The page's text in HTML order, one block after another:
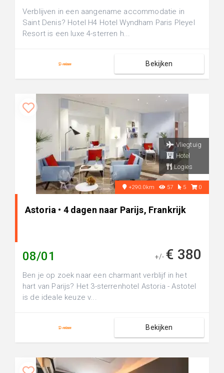
Verblijven in een aangename accommodatie in
Saint Denis? Hotel H4 Hotel Wyndham Paris Pleyel
Resort is een luxe 4-sterren h...
Bekijken
Vliegtuig
Hotel
Logies
+290.0km 57 5 0
Astoria • 4 dagen naar Parijs, Frankrijk
08/01 +/- € 380
Ben je op zoek naar een charmant verblijf in het
hart van Parijs? Het 3-sterrenhotel Astoria - Astotel
is de ideale keuze v...
Bekijken